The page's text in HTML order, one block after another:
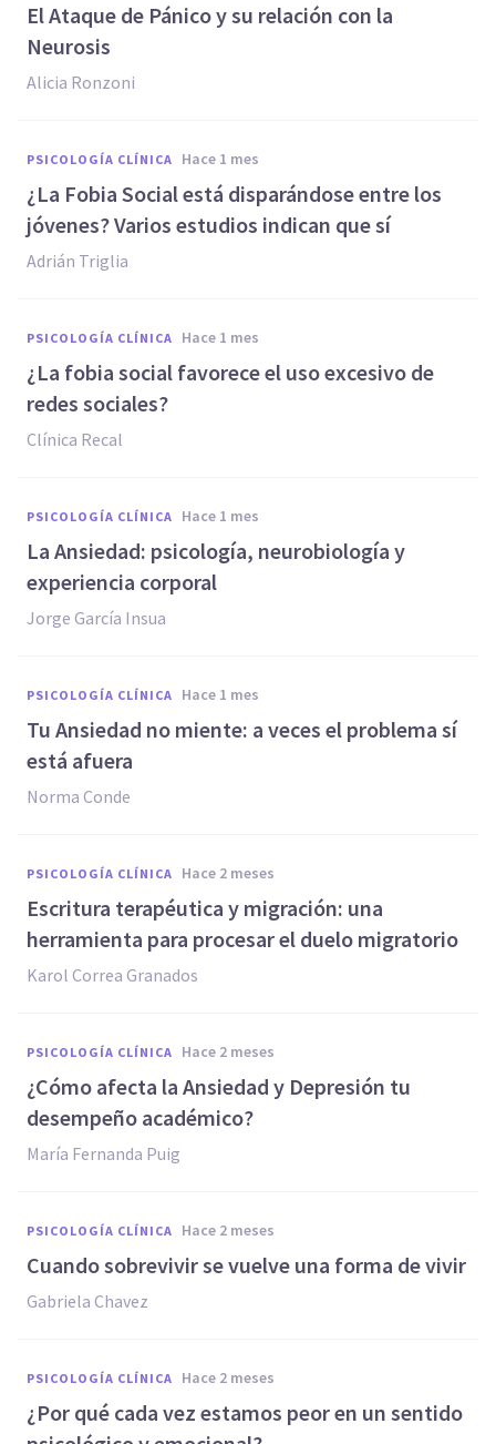
El Ataque de Pánico y su relación con la
Neurosis
Alicia Ronzoni
PSICOLOGÍA CLÍNICA hace 1 mes
¿La Fobia Social está disparándose entre los
jóvenes? Varios estudios indican que sí
Adrián Triglia
PSICOLOGÍA CLÍNICA hace 1 mes
¿La fobia social favorece el uso excesivo de
redes sociales?
Clínica Recal
PSICOLOGÍA CLÍNICA hace 1 mes
La Ansiedad: psicología, neurobiología y
experiencia corporal
Jorge García Insua
PSICOLOGÍA CLÍNICA hace 1 mes
Tu Ansiedad no miente: a veces el problema sí
está afuera
Norma Conde
PSICOLOGÍA CLÍNICA hace 2 meses
Escritura terapéutica y migración: una
herramienta para procesar el duelo migratorio
Karol Correa Granados
PSICOLOGÍA CLÍNICA hace 2 meses
¿Cómo afecta la Ansiedad y Depresión tu
desempeño académico?
María Fernanda Puig
PSICOLOGÍA CLÍNICA hace 2 meses
Cuando sobrevivir se vuelve una forma de vivir
Gabriela Chavez
PSICOLOGÍA CLÍNICA hace 2 meses
¿Por qué cada vez estamos peor en un sentido